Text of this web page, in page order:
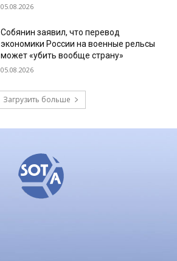
05.08.2026
Собянин заявил, что перевод
экономики России на военные рельсы
может «убить вообще страну»
05.08.2026
Загрузить больше